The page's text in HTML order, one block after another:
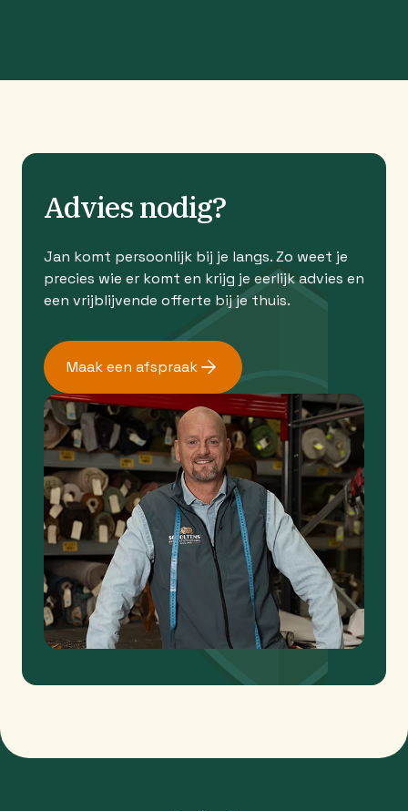
Advies nodig?
Jan komt persoonlijk bij je langs. Zo weet je
precies wie er komt en krijg je eerlijk advies en
een vrijblijvende offerte bij je thuis.
Maak een afspraak